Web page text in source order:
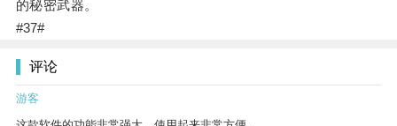
的秘密武器。
#37#
评论
游客